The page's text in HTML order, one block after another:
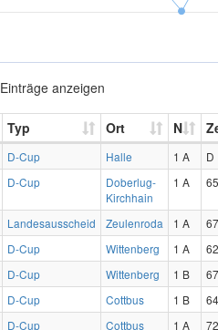
Einträge anzeigen
Typ Ort N
D-Cup Halle 1 A
D
D-Cup
Doberlug-
Kirchhain
1 A
Landesausscheid Zeulenroda 1 A
D-Cup Wittenberg 1 A
D-Cup Wittenberg 1 B
D-Cup Cottbus 1 B
D-Cup Cottbus 1 A